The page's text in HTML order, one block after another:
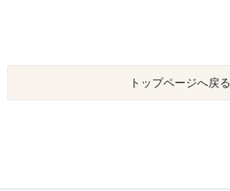
トップページへ戻る